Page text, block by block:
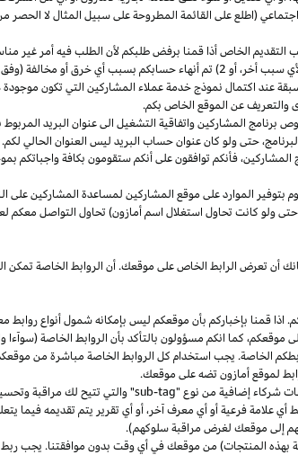
(اطلع على القائمة المطروحة على سبيل المثال لا الحصر من
التقديم الخاص أذا قمنا برفض طلبكم لأن الطلب فيه أمر غير
أخر،أو 2) تم أنهاء حسابكم بسبب أي خرق أو مخالفة (وفق تقديرنا
عند اكتمال نموذج خدمة عملاء المشاركين التي تكون
والتعريف عن الموقع الخاص بكم.
المشاركين واتفاقية التشغيل الى عنوان البريد
حتى ولو كان عنوان حساب البريد ليس العنوان الحالي لكم.
المشاركين،فأنكم توافقون على أنكم ستقومون بكافة واجباتكم
بتوفير الموارد على موقع المشاركين لمساعدة المشاركين على
ولو كانت تحاول استغلال اسم أمازون) تحاول التواصل
أن تعرض الرابط الخاص على موقعك. أن الروابط الخاصة
اذا قمنا بإخباركم بأن موقعكم ليس بإمكانه شمول أنواع روابط
موقعكم، كما انكم مسؤولون بالتأكد بأن الروابط الخاصة
الخاصة. يجب استخدام كل الروابط الخاصة مباشرة من
لموقع أمازون تضه على موقعك.
شركاء إضافية من نوع "sub-tag" والتي تتيح لك مراقبة
علامة فرعية أو أي معرف آخر، أو أي تقرير يتم تقديمه فيما
إلى موقعك لغرض مراقبة سلوكهم).
بهذه المنتجات) من موقعك في أي وقت بدون موافقتنا. يجب